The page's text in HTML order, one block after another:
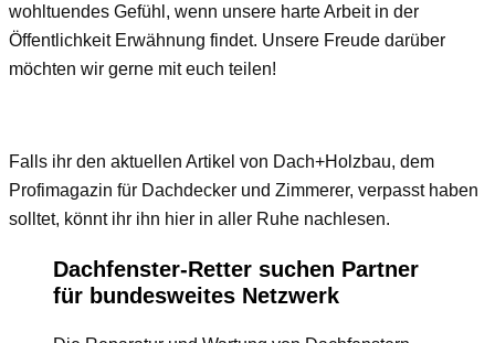
wohltuendes Gefühl, wenn unsere harte Arbeit in der
Öffentlichkeit Erwähnung findet. Unsere Freude darüber
möchten wir gerne mit euch teilen!
Falls ihr den aktuellen Artikel von Dach+Holzbau, dem
Profimagazin für Dachdecker und Zimmerer, verpasst haben
solltet, könnt ihr ihn hier in aller Ruhe nachlesen.
Dachfenster-Retter suchen Partner
für bundesweites Netzwerk